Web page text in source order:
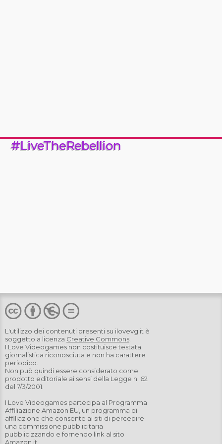
#LiveTheRebellion
L'utilizzo dei contenuti presenti su ilovevg.it è
soggetto a licenza Creative Commons
I Love Videogames non costituisce testata
giornalistica riconosciuta e non ha carattere
periodico.
Non può quindi essere considerato come
prodotto editoriale ai sensi della Legge n. 62
del 7/3/2001.
I Love Videogames partecipa al Programma
Affiliazione Amazon EU, un programma di
affiliazione che consente ai siti di percepire
una commissione pubblicitaria
pubblicizzando e fornendo link al sito
Amazon.it